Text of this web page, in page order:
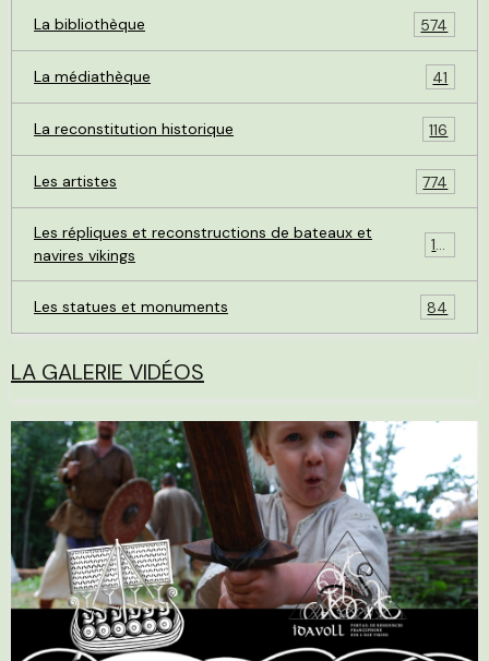
La bibliothèque 574
La médiathèque 41
La reconstitution historique 116
Les artistes 774
Les répliques et reconstructions de bateaux et
navires vikings
119
Les statues et monuments 84
LA GALERIE VIDÉOS